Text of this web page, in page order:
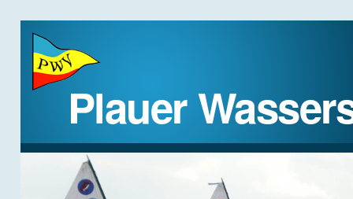
Plauer
STARTSEITE